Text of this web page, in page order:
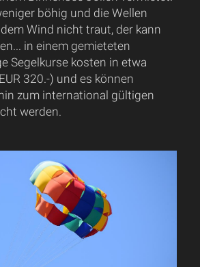
böhig und die Wellen
Wind nicht traut, der kann
in einem gemieteten
Segelkurse kosten in etwa
320.-) und es können
zum international gültigen
werden.